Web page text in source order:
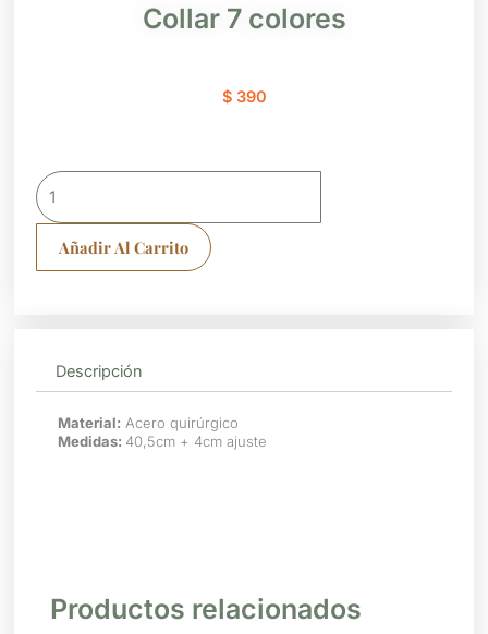
Collar 7 colores
$390
Collar
7
cantidad
Añadir Al Carrito
Descripción
Material: Acero quirúrgico
Medidas: 40,5cm + 4cm ajuste
Productos relacionados